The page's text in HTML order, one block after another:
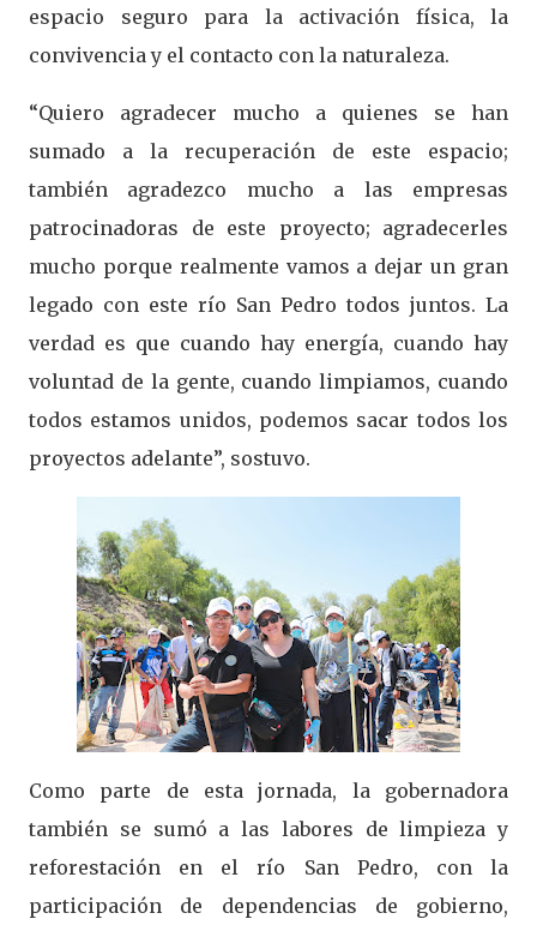
espacio seguro para la activación física, la
convivencia y el contacto con la naturaleza.
“Quiero agradecer mucho a quienes se han
sumado a la recuperación de este espacio;
también agradezco mucho a las empresas
patrocinadoras de este proyecto; agradecerles
mucho porque realmente vamos a dejar un gran
legado con este río San Pedro todos juntos. La
verdad es que cuando hay energía, cuando hay
voluntad de la gente, cuando limpiamos, cuando
todos estamos unidos, podemos sacar todos los
proyectos adelante”, sostuvo.
Como parte de esta jornada, la gobernadora
también se sumó a las labores de limpieza y
reforestación en el río San Pedro, con la
participación de dependencias de gobierno,